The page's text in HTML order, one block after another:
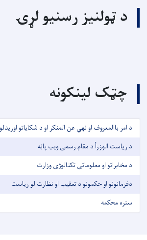
د ټولنیز رسنیو لړۍ
چټک لینکونه
د امر باالمعروف او نهي عن المنکر او د شکایاتو
د ریاست الوزرأ د مقام رسمی ویب پاڼه
د مخابراتو او معلوماتی تکنالوژی وزارت
دفرمانونو او حکمونو د تعقیب او نظارت لو ریاست
ستره محکمه